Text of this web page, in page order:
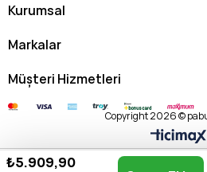
Kurumsal
Markalar
Müşteri Hizmetleri
Copyright 2026 ©
₺5.909,90